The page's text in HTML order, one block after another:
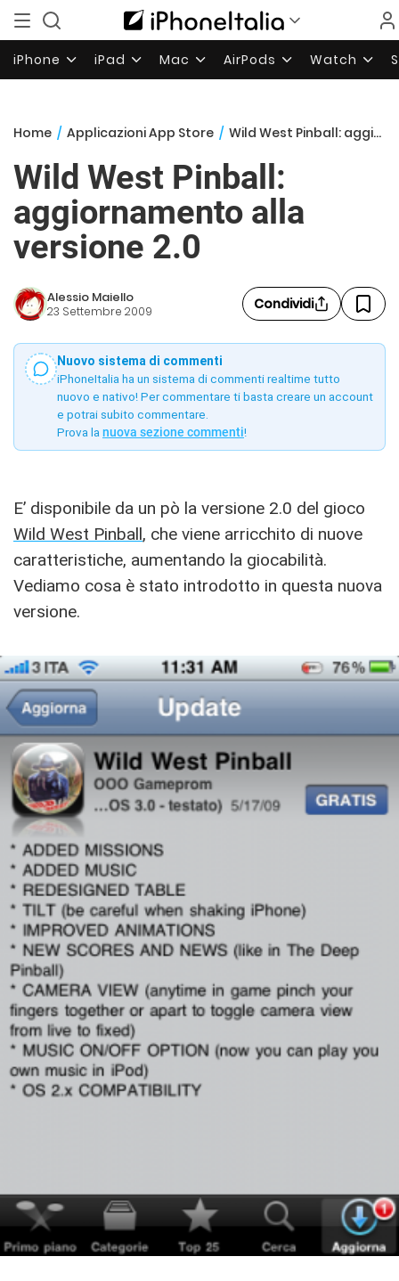
iPhone iPad Mac AirPods Watch
Home / Applicazioni App Store / Wild West Pinball: aggiornamento alla versione 2.0
Wild West Pinball:
aggiornamento alla
versione 2.0
Alessio Maiello
23 Settembre 2009 Condividi
Nuovo sistema di commenti
iPhoneItalia ha un sistema di commenti realtime tutto
nuovo e nativo! Per commentare ti basta creare un account
e potrai subito commentare.
Prova la nuova sezione commenti!
E’ disponibile da un pò la versione 2.0 del gioco
Wild West Pinball, che viene arricchito di nuove
caratteristiche, aumentando la giocabilità.
Vediamo cosa è stato introdotto in questa nuova
versione.